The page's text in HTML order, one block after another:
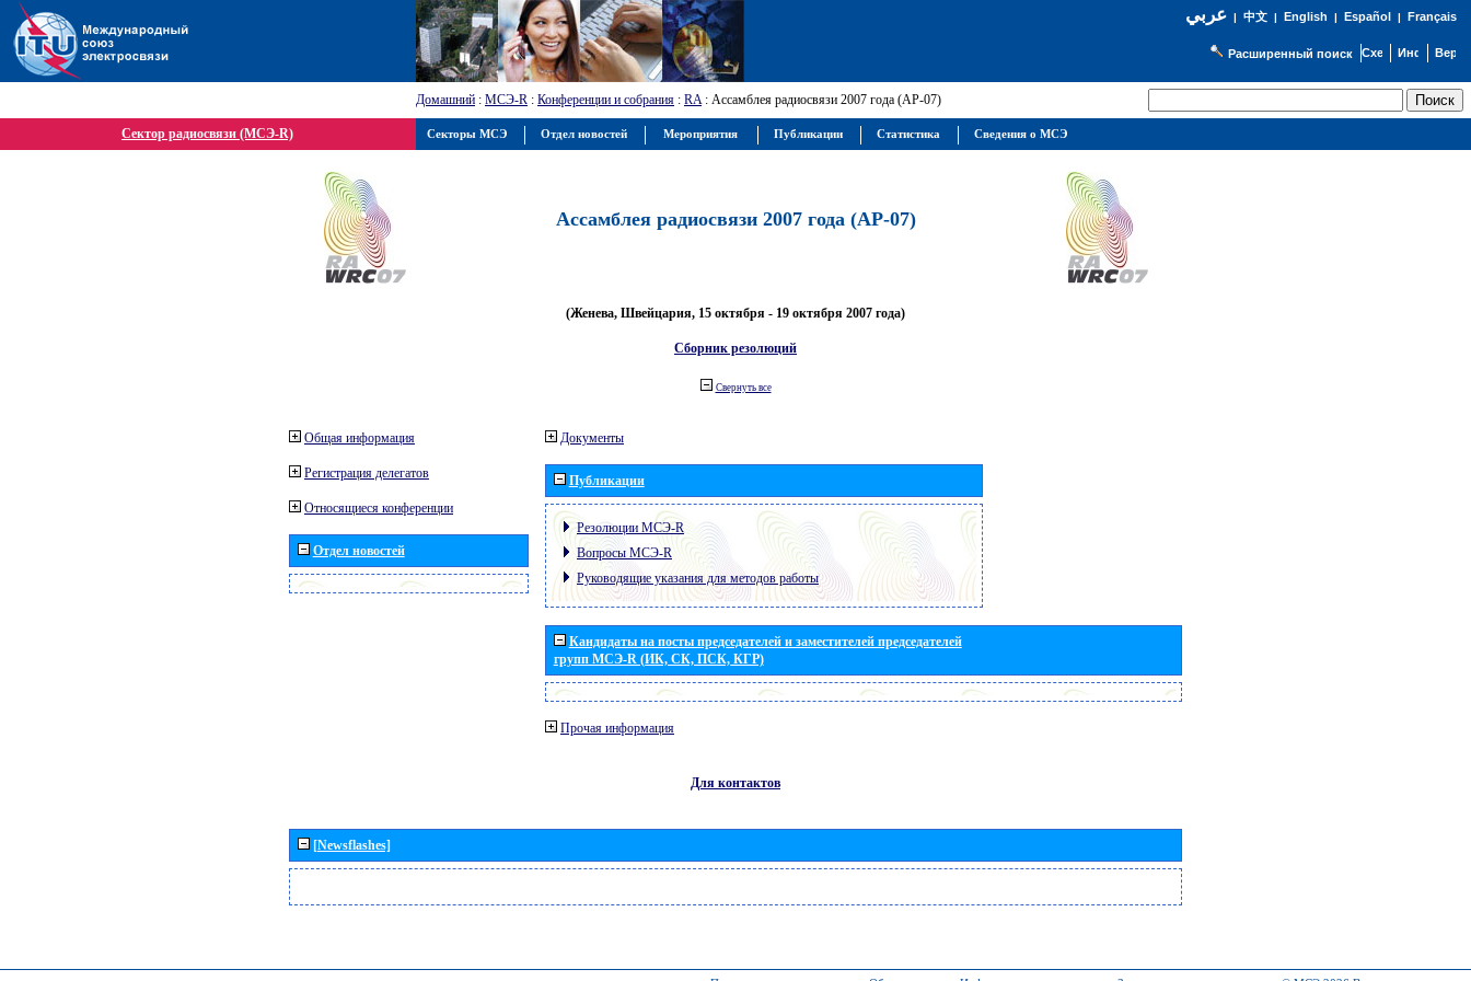
عربي| 中文| English | Español | Français
Расширенный поиск
Домашний : МСЭ-R : Конференции и собрания : RA: Ассамблея радиосвязи 2007 года (АР-07)
Сектор радиосвязи (МСЭ-R)
Ассамблея радиосвязи 2007 года (АР-07)
(Женева, Швейцария, 15 октября - 19 октября 2007 года)
Сборник резолюций
Свернуть все
Общая информация
Регистрация делегатов
Относящиеся конференции
Отдел новостей
Документы
Публикации
Резолюции МСЭ-R
Вопросы МСЭ-R
Руководящие указания для методов работы
Кандидаты на посты председателей и заместителей председателей
групп МСЭ-R (ИК, СК, ПСК, КГР)
Прочая информация
Для контактов
[Newsflashes]
Секторы МСЭ Отдел новостей Мероприятия Публикации Статистика Сведения о МСЭ